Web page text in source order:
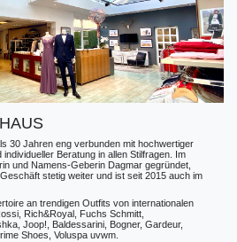
30 Jahren eng verbunden mit hochwertiger
Beratung in allen Stilfragen. Im
und Namens-Geberin Dagmar gegründet,
stetig weiter und ist seit 2015 auch im
an trendigen Outfits von internationalen
Rich&Royal, Fuchs Schmitt,
Joop!, Baldessarini, Bogner, Gardeur,
Shoes, Voluspa uvwm.